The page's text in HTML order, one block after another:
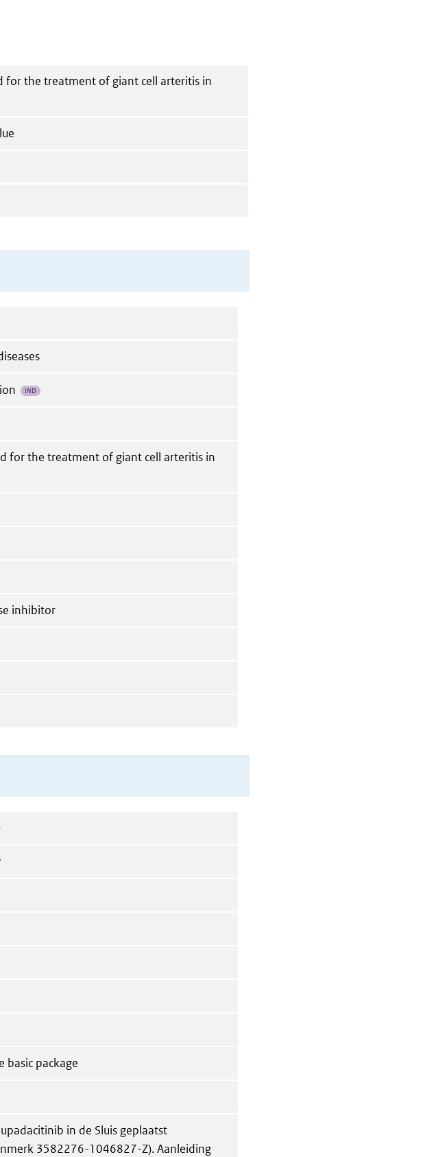
for the treatment of giant cell arteritis in
IND
for the treatment of giant cell arteritis in
inhibitor
basic package
in de Sluis geplaatst
3582276-1046827-Z). Aanleiding